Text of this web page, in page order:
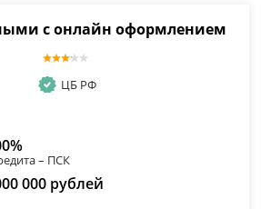
с онлайн оформлением
ЦБ РФ
– ПСК
000 рублей